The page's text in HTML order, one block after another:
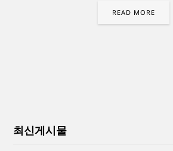
READ MORE
최신게시물